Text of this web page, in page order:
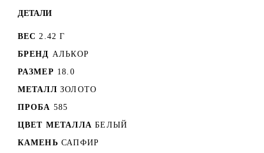
ДЕТАЛИ
ВЕС 2.42 Г
БРЕНД АЛЬКОР
РАЗМЕР 18.0
МЕТАЛЛ ЗОЛОТО
ПРОБА 585
ЦВЕТ МЕТАЛЛА БЕЛЫЙ
КАМЕНЬ САПФИР